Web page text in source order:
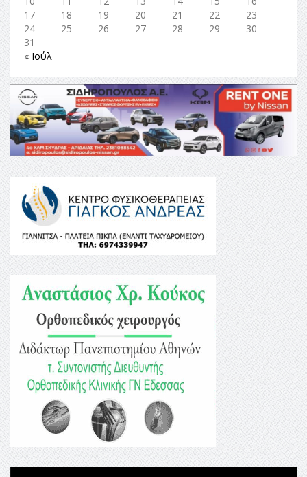
17
18 19 20 21 22
23
24
25 26 27 28 29
30
31
« Ιούλ